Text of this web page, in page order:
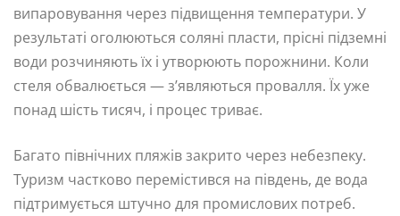
випаровування через підвищення температури. У
результаті оголюються соляні пласти, прісні підземні
води розчиняють їх і утворюють порожнини. Коли
стеля обвалюється — з’являються провалля. Їх уже
понад шість тисяч, і процес триває.
Багато північних пляжів закрито через небезпеку.
Туризм частково перемістився на південь, де вода
підтримується штучно для промислових потреб.